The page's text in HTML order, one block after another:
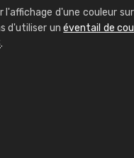
d'une couleur
d'utiliser unéventail de
.